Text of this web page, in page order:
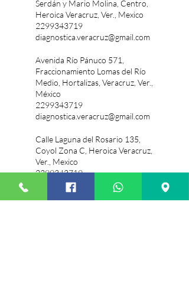
Serdán y Mario Molina, Centro,
Heroica Veracruz, Ver., Mexico
2299343719
diagnostica.veracruz@gmail.com
Avenida Río Pánuco 571,
Fraccionamiento Lomas del Río
Medio, Hortalizas, Veracruz, Ver.,
México
2299343719
diagnostica.veracruz@gmail.com
Calle Laguna del Rosario 135,
Coyol Zona C, Heroica Veracruz,
Ver., Mexico
2299343719
diagnostica.veracruz@gmail.com